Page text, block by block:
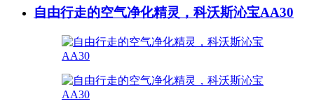
自由行走的空气净化精灵，科沃斯沁宝AA30